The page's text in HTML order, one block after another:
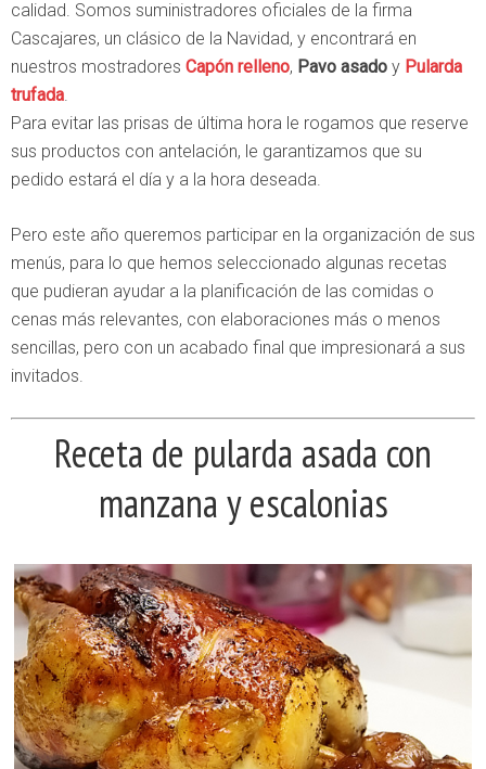
calidad. Somos suministradores oficiales de la firma
Cascajares, un clásico de la Navidad, y encontrará en
nuestros mostradores Capón relleno, Pavo asado y Pularda
trufada
Para evitar las prisas de última hora le rogamos que reserve
sus productos con antelación, le garantizamos que su
pedido estará el día y a la hora deseada.
Pero este año queremos participar en la organización de sus
menús, para lo que hemos seleccionado algunas recetas
que pudieran ayudar a la planificación de las comidas o
cenas más relevantes, con elaboraciones más o menos
sencillas, pero con un acabado final que impresionará a sus
invitados.
Receta de pularda asada con
manzana y escalonias